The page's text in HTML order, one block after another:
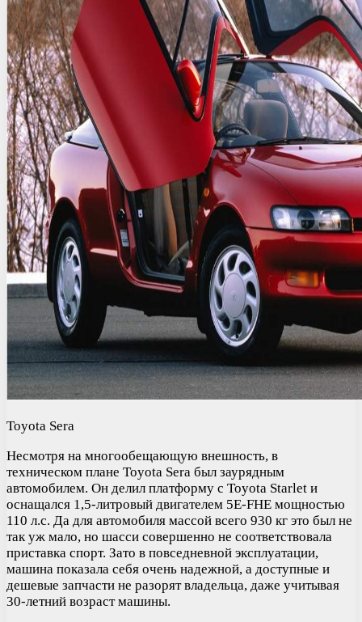
Toyota Sera
Несмотря на многообещающую внешность, в
техническом плане Toyota Sera был заурядным
автомобилем. Он делил платформу с Toyota Starlet и
оснащался 1,5-литровый двигателем 5E-FHE мощностью
110 л.с. Да для автомобиля массой всего 930 кг это был не
так уж мало, но шасси совершенно не соответствовала
приставка спорт. Зато в повседневной эксплуатации,
машина показала себя очень надежной, а доступные и
дешевые запчасти не разорят владельца, даже учитывая
30-летний возраст машины.